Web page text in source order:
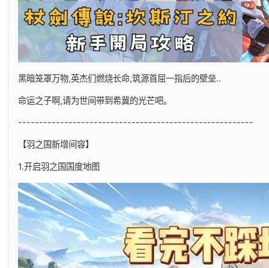
黑暗笼罩万物,英杰们燃烧长命,筑源首屈一指后的壁垒..
命运之子啊,请为世间带到希冀的光芒吧。
--------------------------------------------------------
【羽之国新增间容】
1.开启羽之国国度地图